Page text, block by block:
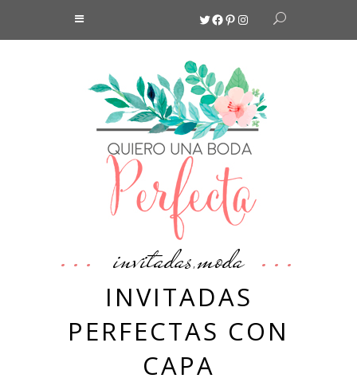
Twitter
Facebook
Pinterest
Instagram
invitadas,moda
INVITADAS
PERFECTAS CON
CAPA